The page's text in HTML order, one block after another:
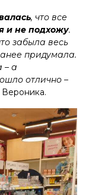
, что все
и не подхожу.
забыла весь
придумала.
– а
отлично –
Вероника.